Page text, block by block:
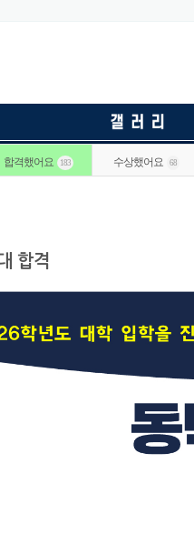
합격했어요 183 수상했어요 68
합격